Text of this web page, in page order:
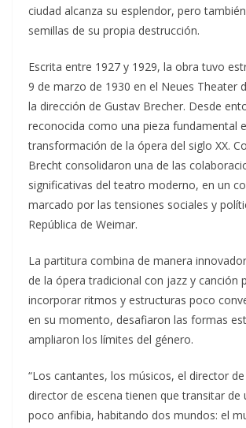
ciudad alcanza su esplendor, pero
semillas de su propia destrucción.
Escrita entre 1927 y 1929, la obra tuvo
9 de marzo de 1930 en el Neues Theater
la dirección de Gustav Brecher. Desde
reconocida como una pieza fundamental
transformación de la ópera del siglo XX.
Brecht consolidaron una de las
significativas del teatro moderno, en un
marcado por las tensiones sociales y
República de Weimar.
La partitura combina de manera
de la ópera tradicional con jazz y canción
incorporar ritmos y estructuras poco
en su momento, desafiaron las formas
ampliaron los límites del género.
“Los cantantes, los músicos, el director
director de escena tienen que transitar de
poco anfibia, habitando dos mundos: el